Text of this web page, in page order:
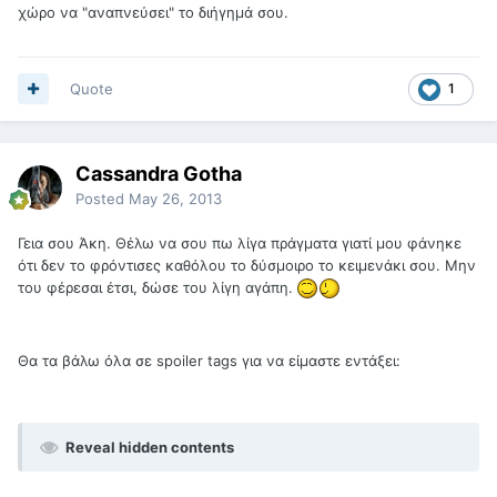
χώρο να "αναπνεύσει" το διήγημά σου.
1
Quote
Cassandra Gotha
Posted May 26, 2013
Γεια σου Άκη. Θέλω να σου πω λίγα πράγματα γιατί μου φάνηκε
ότι δεν το φρόντισες καθόλου το δύσμοιρο το κειμενάκι σου. Μην
του φέρεσαι έτσι, δώσε του λίγη αγάπη.
Θα τα βάλω όλα σε spoiler tags για να είμαστε εντάξει:
Reveal hidden contents